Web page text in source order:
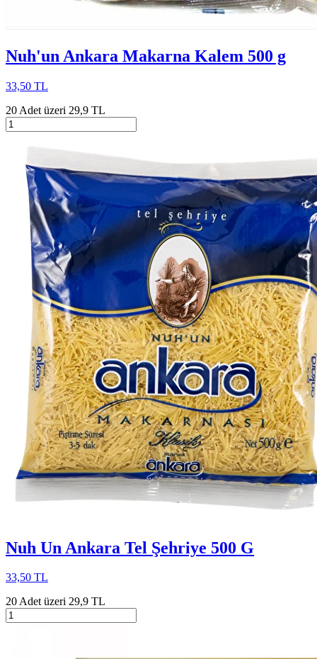
Nuh'un Ankara Makarna Kalem 500 g
33,50 TL
20 Adet üzeri 29,9 TL
Nuh Un Ankara Tel Şehriye 500 G
33,50 TL
20 Adet üzeri 29,9 TL